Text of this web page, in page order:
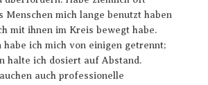
Menschen mich lange benutzt haben
mit ihnen im Kreis bewegt habe.
habe ich mich von einigen getrennt;
halte ich dosiert auf Abstand.
auch professionelle